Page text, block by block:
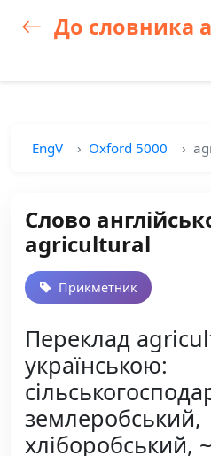
До словника
EngV Oxford 5000
Слово
agricultural
Прикметник
Переклад
українською:
землеробський,